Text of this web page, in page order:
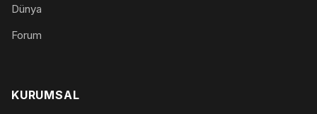
Dünya
Forum
KURUMSAL